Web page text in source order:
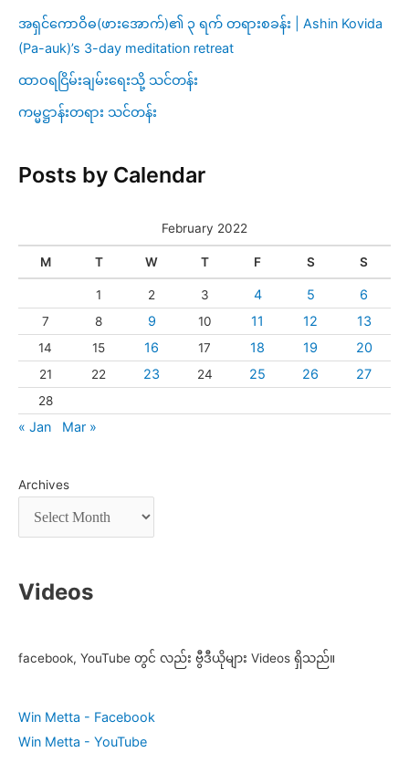
အရှင်ကောဝိဓ(ဖားအောက်)၏ ၃ ရက် တရားစခန်း | Ashin Kovida
(Pa-auk)’s 3-day meditation retreat
ထာဝရငြိမ်းချမ်းရေးသို့ သင်တန်း
ကမ္မဋ္ဌာန်းတရား သင်တန်း
Posts by Calendar
February 2022
M T W T F S S
1 2 3 4 5 6
7 8 9 10 11 12 13
14 15 16 17 18 19 20
21 22 23 24 25 26 27
28
« Jan Mar »
Archives
Videos
facebook, YouTube တွင် လည်း ဗွီဒီယိုများ Videos ရှိသည်။
Win Metta - Facebook
Win Metta - YouTube